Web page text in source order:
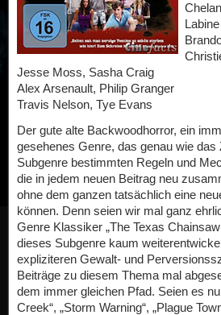
Labine
Jesse Moss, Sasha Craig
Alex Arsenault, Philip Granger
Travis Nelson, Tye Evans
Der gute alte Backwoodhorror, ein
gesehenes Genre, das genau wie
Subgenre bestimmten Regeln und
die in jedem neuen Beitrag neu
ohne dem ganzen tatsächlich eine
können. Denn seien wir mal ganz
Genre Klassiker „The Texas
dieses Subgenre kaum
expliziteren Gewalt- und
Beiträge zu diesem Thema mal
dem immer gleichen Pfad. Seien es
Creek“, „Storm Warning“, „Plague